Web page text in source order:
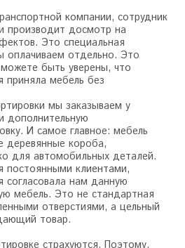
компании, сотрудник
производит досмотр на
Это специальная
оплачиваем отдельно. Это
быть уверены, что
приняла мебель без
мы заказываем у
дополнительную
И самое главное: мебель
деревянные короба,
для автомобильных деталей.
постоянными клиентами,
согласовала нам данную
мебель. Это не стандартная
отверстиями, а цельный
товар.
страхуются. Поэтому,